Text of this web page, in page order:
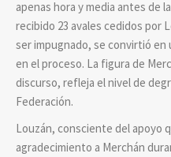
apenas hora y media antes de
recibido 23 avales cedidos por
ser impugnado, se convirtió en
en el proceso. La figura de
discurso, refleja el nivel de
Federación.
Louzán, consciente del apoyo
agradecimiento a Merchán